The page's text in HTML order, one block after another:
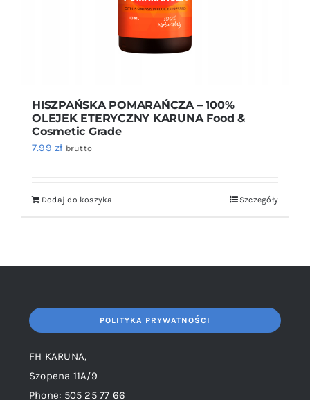
HISZPAŃSKA POMARAŃCZA – 100%
OLEJEK ETERYCZNY KARUNA Food &
Cosmetic Grade
7.99zł brutto
Dodaj do koszyka Szczegóły
POLITYKA PRYWATNOŚCI
FH KARUNA,
Szopena 11A/9
Phone: 505 25 77 66